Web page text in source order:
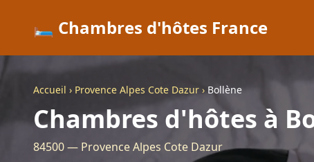
🛏️ Chambres d'hôtes France
Accueil › Provence Alpes Cote Dazur › Bollène
Chambres d'hôtes à
84500 — Provence Alpes Cote Dazur